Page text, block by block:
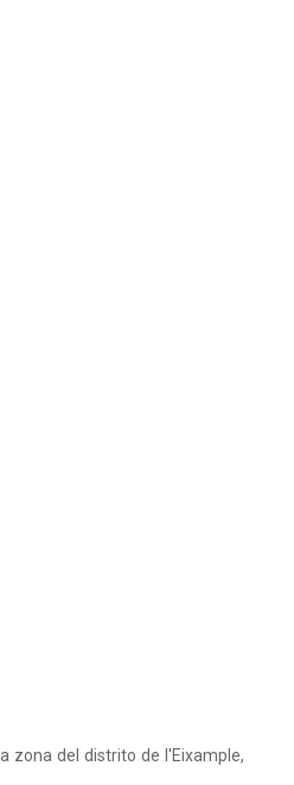
zona del distrito de l'Eixample,